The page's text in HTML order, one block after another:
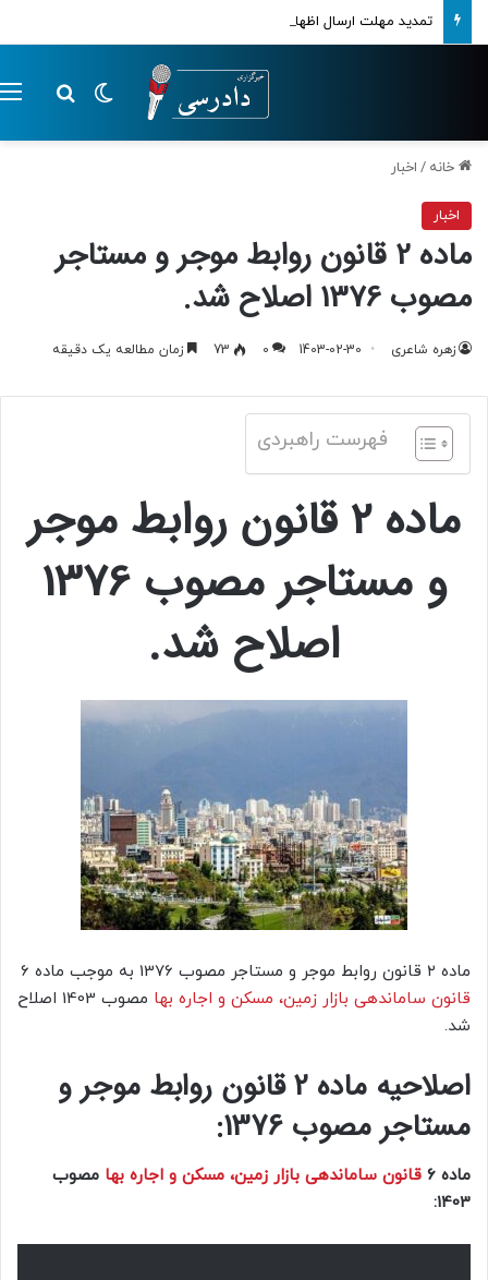
تمدید مهلت ارسال اظهارنامه‌های مالیاتی تا پایان تابستان 1405
تغییر پوسته
خانه / اخبار
اخبار
ماده 2 قانون روابط موجر و مستاجر
مصوب 1376 اصلاح شد.
زهره شاعری 1403-02-30
0
73 زمان مطالعه یک دقیقه
فهرست راهبردی
ماده 2 قانون روابط موجر
و مستاجر مصوب 1376
اصلاح شد.
ماده ۲ قانون روابط موجر و مستاجر مصوب 1376 به موجب ماده 6
قانون ساماندهی بازار زمین، مسکن و اجاره بها
مصوب 1403 اصلاح
شد.
اصلاحیه ماده 2 قانون روابط موجر و
مستاجر مصوب 1376:
ماده ۶ قانون ساماندهی بازار زمین، مسکن و اجاره بها مصوب
1403: